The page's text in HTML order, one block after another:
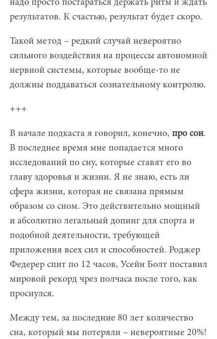
надо просто постараться держать ритм и ждать
результатов. К счастью, результат будет скоро.
Такой метод – редкий случай невероятно
сильного воздействия на процессы автономной
нервной системы, которые вообще-то не
должны поддаваться сознательному контролю.
+++
В начале подкаста я говорил, конечно, про сон.
В последнее время мне попадается много
исследований по сну, которые ставят его во
главу здоровья и жизни. Я не знаю, есть ли
сфера жизни, которая не связана прямым
образом со сном. Это действительно мощный
и абсолютно легальный допинг для спорта и
подобной деятельности, требующей
приложения всех сил и способностей. Роджер
Федерер спит по 12 часов, Усейн Болт поставил
мировой рекорд чрез полчаса после того, как
проснулся.
Между тем, за последние 80 лет количество
сна, который мы потеряли – невероятные 20%!